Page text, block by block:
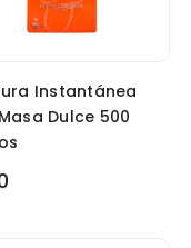
Instantánea
Dulce 500